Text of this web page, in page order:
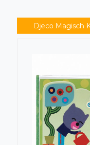
Djeco Magisch